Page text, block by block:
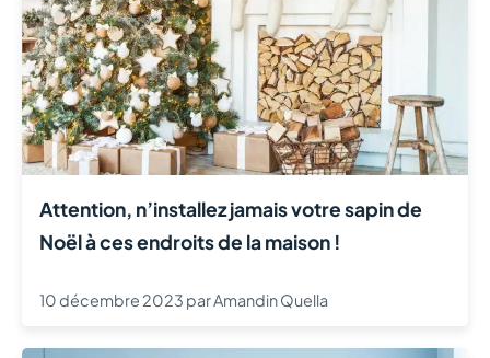
Attention, n’installez jamais votre sapin de
Noël à ces endroits de la maison !
10 décembre 2023 parAmandin Quella